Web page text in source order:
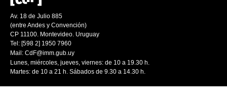
Av. 18 de Julio 885
(entre Andes y Convención)
CP 11100. Montevideo. Uruguay
Tel: [598 2] 1950 7960
Mail: CdF@imm.gub.uy
Lunes, miércoles, jueves, viernes: de 10 a 19.30 h.
Martes: de 10 a 21 h. Sábados de 9.30 a 14.30 h.